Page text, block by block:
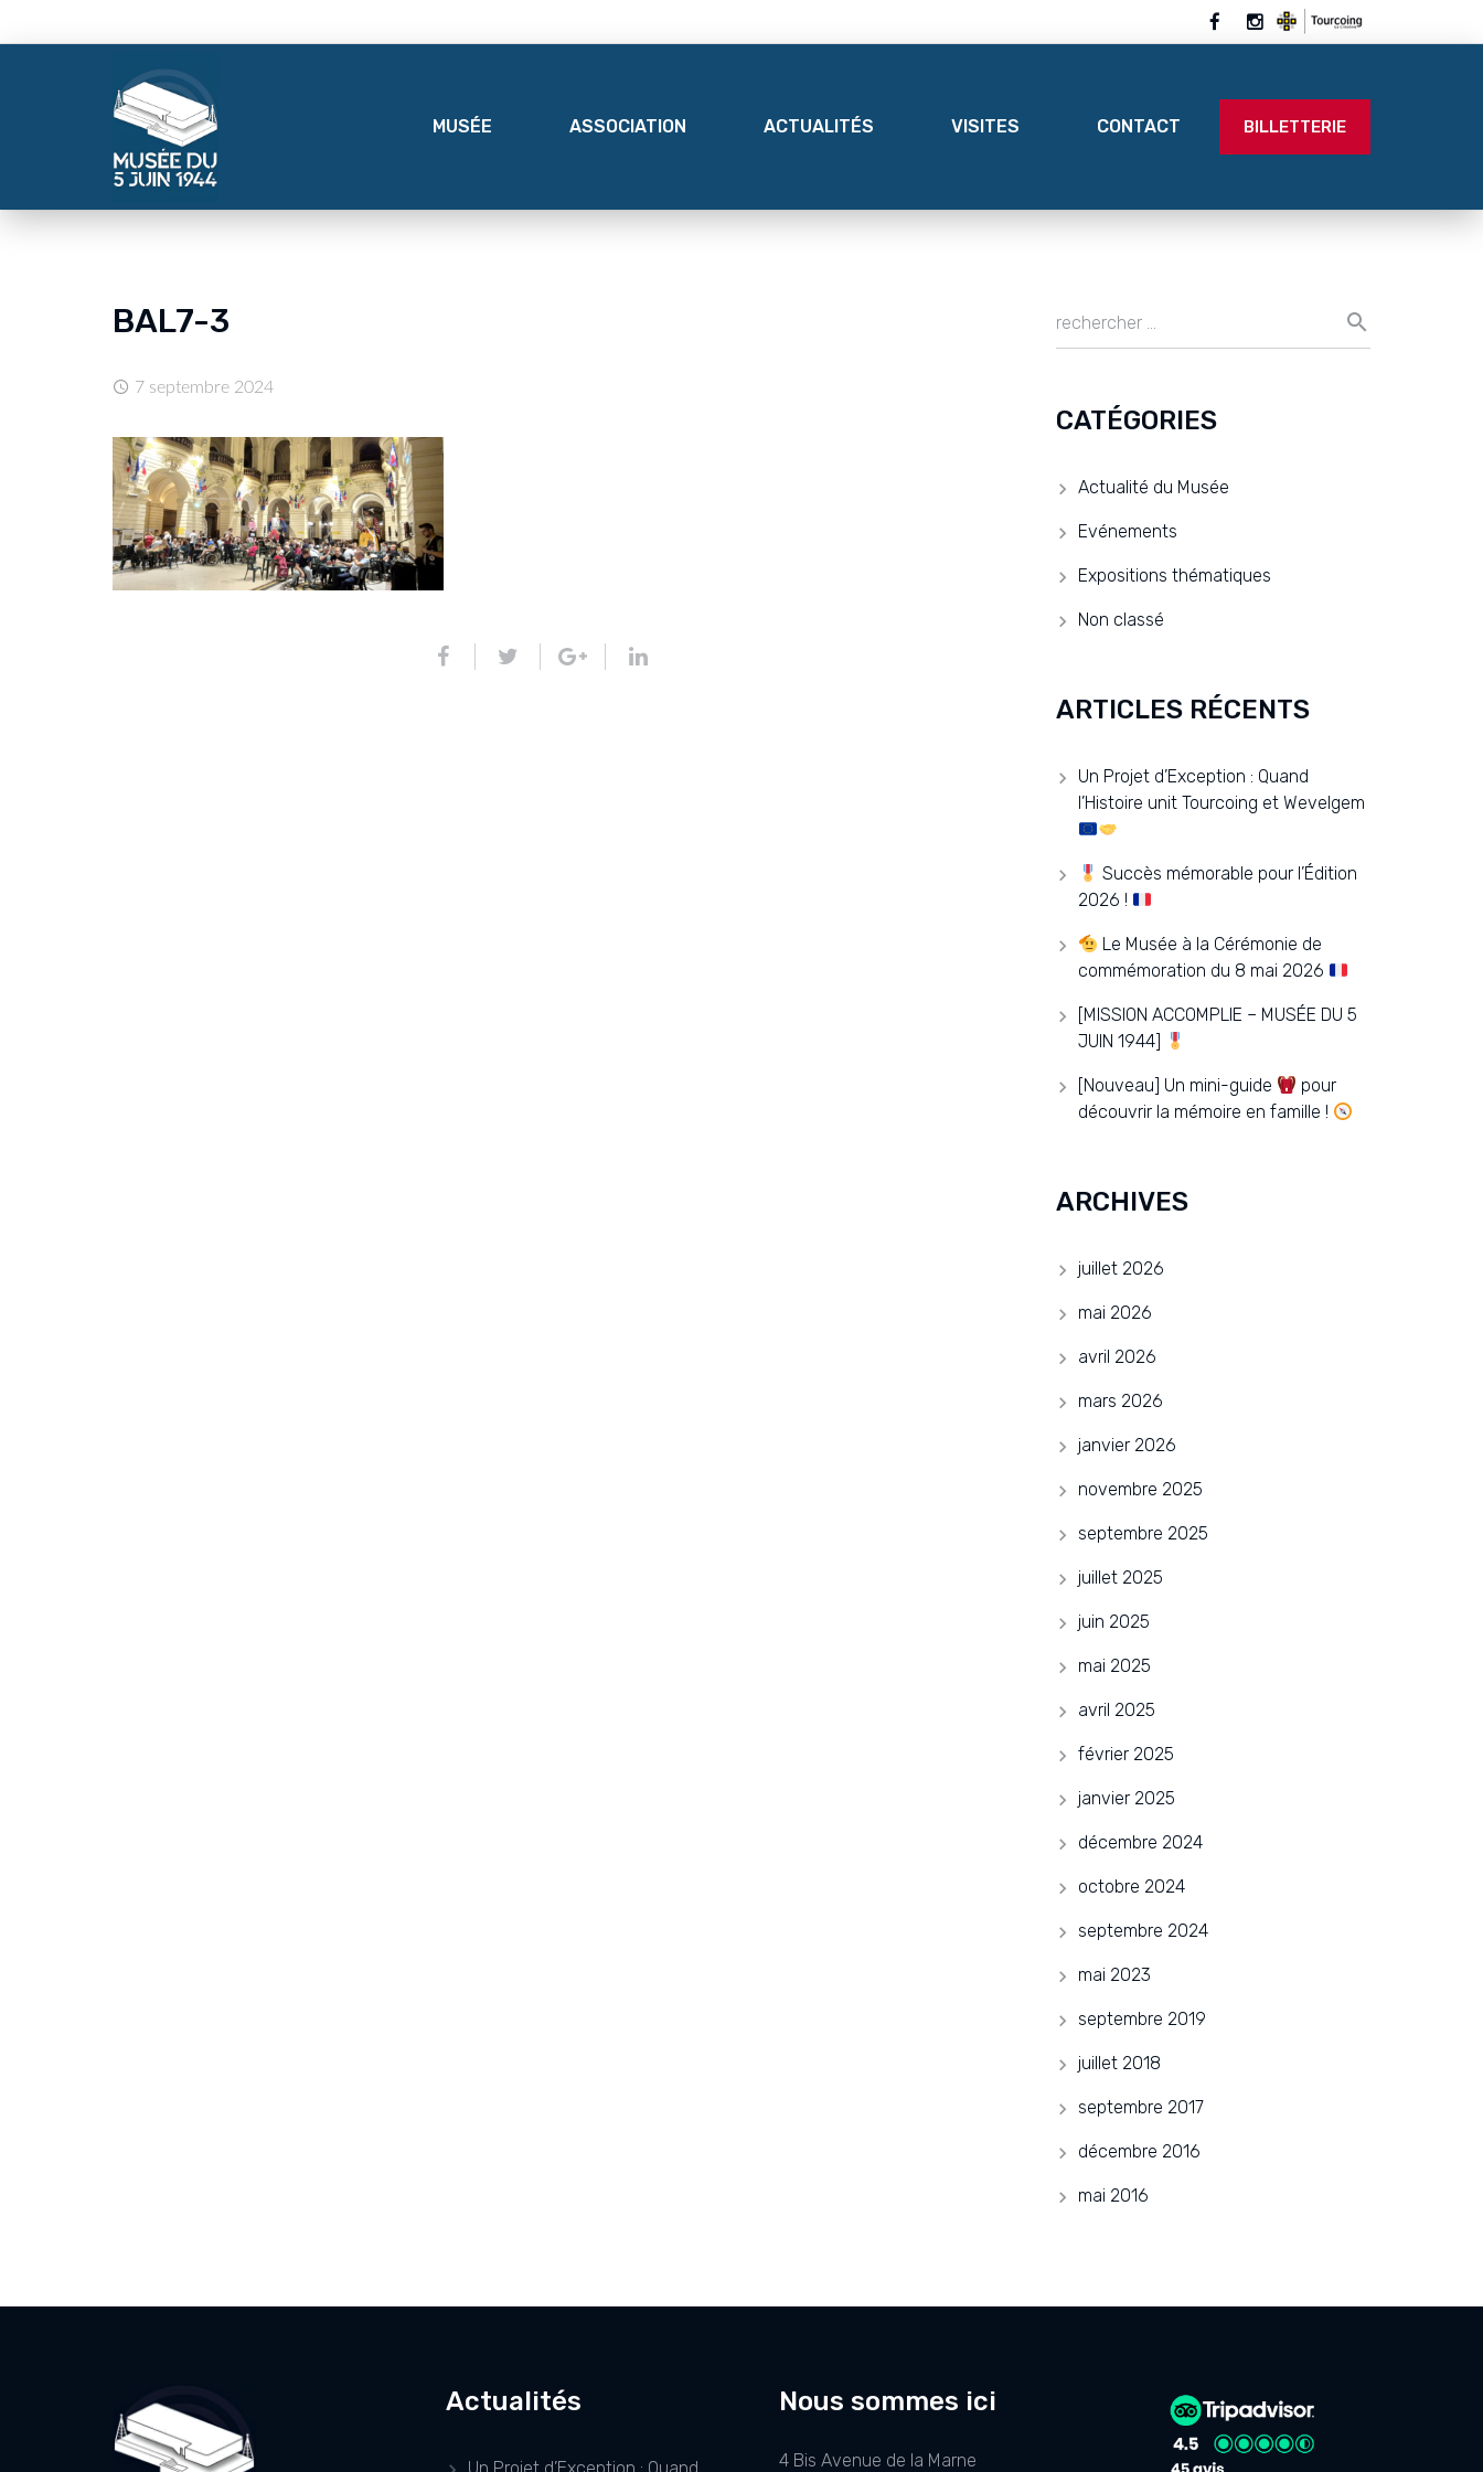
MUSÉE ASSOCIATION ACTUALITÉS VISITES CONTACT BILLETTERIE
BAL7-3
7 septembre 2024
CATÉGORIES
Actualité du Musée
Evénements
Expositions thématiques
Non classé
ARTICLES RÉCENTS
Un Projet d’Exception : Quand
l’Histoire unit Tourcoing et Wevelgem
Succès mémorable pour l’Édition
2026 !
Le Musée à la Cérémonie de
commémoration du 8 mai 2026
[MISSION ACCOMPLIE – MUSÉE DU 5
JUIN 1944]
[Nouveau] Un mini-guide
pour
découvrir la mémoire en famille !
ARCHIVES
juillet 2026
mai 2026
avril 2026
mars 2026
janvier 2026
novembre 2025
septembre 2025
juillet 2025
juin 2025
mai 2025
avril 2025
février 2025
janvier 2025
décembre 2024
octobre 2024
septembre 2024
mai 2023
septembre 2019
juillet 2018
septembre 2017
décembre 2016
mai 2016
Actualités Nous sommes ici
4 Bis Avenue de la Marne